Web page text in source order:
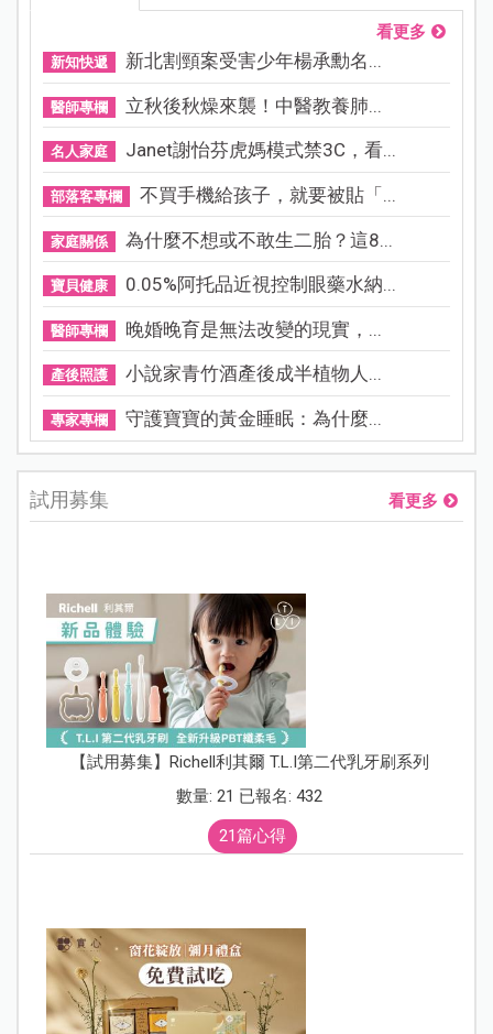
看更多
新知快遞 新北割頸案受害少年楊承勳名...
醫師專欄 立秋後秋燥來襲！中醫教養肺...
名人家庭 Janet謝怡芬虎媽模式禁3C，看...
部落客專欄 不買手機給孩子，就要被貼「...
家庭關係 為什麼不想或不敢生二胎？這8...
寶貝健康 0.05%阿托品近視控制眼藥水納...
醫師專欄 晚婚晚育是無法改變的現實，...
產後照護 小說家青竹酒產後成半植物人...
專家專欄 守護寶寶的黃金睡眠：為什麼...
試用募集 看更多
【試用募集】Richell利其爾 T.L.I第二代乳牙刷系列
數量: 21 已報名: 432
21篇心得